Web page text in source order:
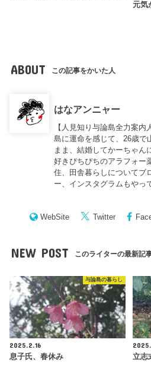
元気
ABOUT この記事をかいた人
はなアンニャー
【人見知り与論島全力案
島に運命を感じて、26歳
まま、結婚してかーちゃん
好きぴちぴちのアラフォー
住、田舎暮らしについてブ
ー、インスタグラムもやっ
WebSite Twitter
NEW POST このライターの最新記
与論島の暮らし
2025.2.16
息子氏、春休み
立志